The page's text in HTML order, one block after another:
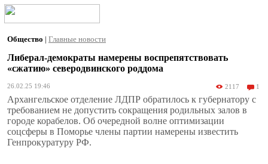
Общество | Главные новости
Либерал-демократы намерены воспрепятствовать
«сжатию» северодвинского роддома
26.02.25 19:46 2117 1
Архангельское отделение ЛДПР обратилось к губернатору с
требованием не допустить сокращения родильных залов в
городе корабелов. Об очередной волне оптимизации
соцсферы в Поморье члены партии намерены известить
Генпрокуратуру РФ.